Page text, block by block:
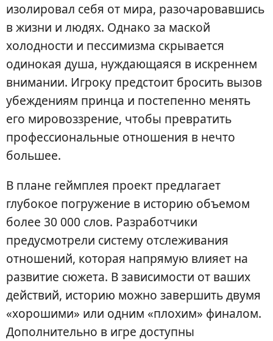
изолировал себя от мира, разочаровавшись
в жизни и людях. Однако за маской
холодности и пессимизма скрывается
одинокая душа, нуждающаяся в искреннем
внимании. Игроку предстоит бросить вызов
убеждениям принца и постепенно менять
его мировоззрение, чтобы превратить
профессиональные отношения в нечто
большее.
В плане геймплея проект предлагает
глубокое погружение в историю объемом
более 30 000 слов. Разработчики
предусмотрели систему отслеживания
отношений, которая напрямую влияет на
развитие сюжета. В зависимости от ваших
действий, историю можно завершить двумя
«хорошими» или одним «плохим» финалом.
Дополнительно в игре доступны